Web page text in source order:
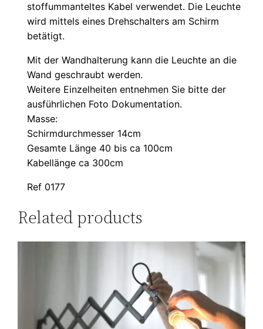
stoffummanteltes Kabel verwendet. Die Leuchte
wird mittels eines Drehschalters am Schirm
betätigt.
Mit der Wandhalterung kann die Leuchte an die
Wand geschraubt werden.
Weitere Einzelheiten entnehmen Sie bitte der
ausführlichen Foto Dokumentation.
Masse:
Schirmdurchmesser 14cm
Gesamte Länge 40 bis ca 100cm
Kabellänge ca 300cm
Ref 0177
Related products